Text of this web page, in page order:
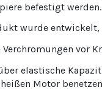
befestigt werden.
wurde
vor
elastische
Motor